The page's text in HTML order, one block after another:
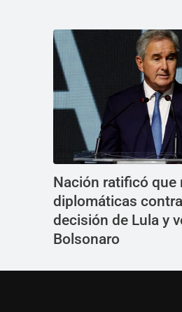
Nación ratificó que
diplomáticas
decisión de Lula y
Bolsonaro